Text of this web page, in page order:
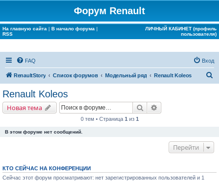
Форум Renault
На главную сайта | В начало форума |
RSS
ЛИЧНЫЙ КАБИНЕТ (профиль
пользователя)
FAQ Вход
RenaultStory Список форумов Модельный ряд Renault Koleos
Renault Koleos
Новая тема Поиск
0 тем • Страница 1 из 1
В этом форуме нет сообщений.
Перейти
КТО СЕЙЧАС НА КОНФЕРЕНЦИИ
Сейчас этот форум просматривают: нет зарегистрированных пользователей и 1